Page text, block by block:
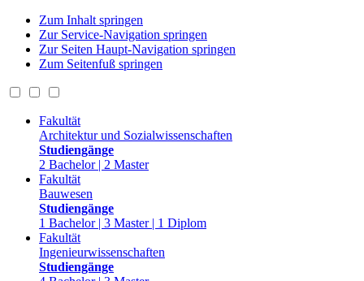
Zum Inhalt springen
Zur Service-Navigation springen
Zur Seiten Haupt-Navigation springen
Zum Seitenfuß springen
Fakultät
Architektur und Sozialwissenschaften
Studiengänge
2 Bachelor | 2 Master
Fakultät
Bauwesen
Studiengänge
1 Bachelor | 3 Master | 1 Diplom
Fakultät
Ingenieurwissenschaften
Studiengänge